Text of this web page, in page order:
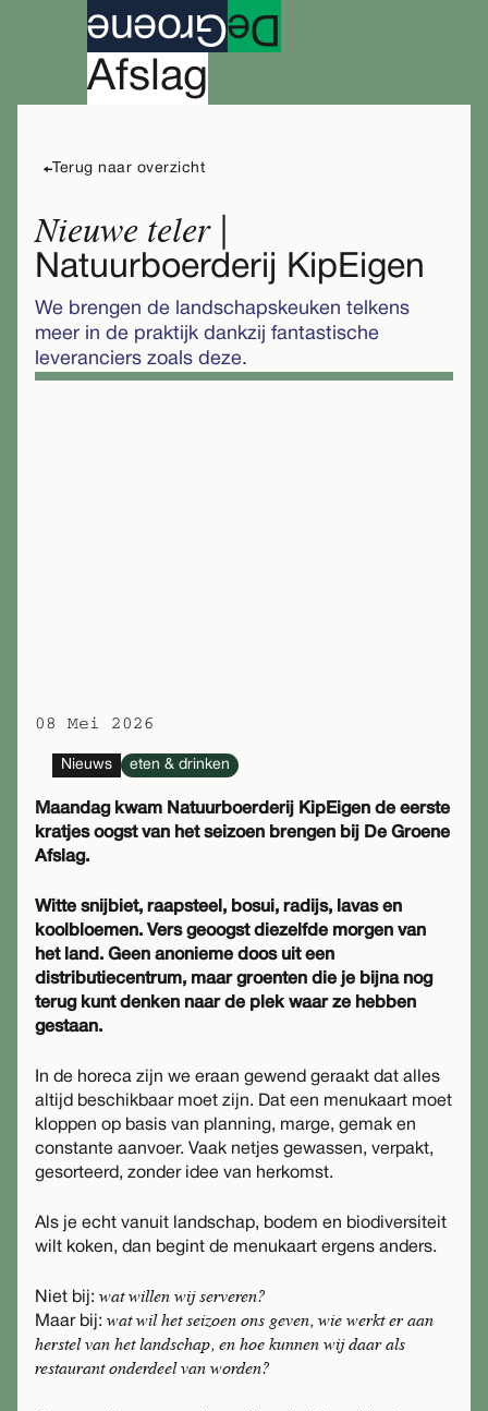
G
roene D
e
Afslag
Terug naar overzicht
Nieuwe teler|
Natuurboerderij KipEigen
We brengen de landschapskeuken telkens
meer in de praktijk dankzij fantastische
leveranciers zoals deze.
08 Mei 2026
Nieuws eten & drinken
Maandag kwam Natuurboerderij KipEigen de eerste
kratjes oogst van het seizoen brengen bij De Groene
Afslag.
Witte snijbiet, raapsteel, bosui, radijs, lavas en
koolbloemen. Vers geoogst diezelfde morgen van
het land. Geen anonieme doos uit een
distributiecentrum, maar groenten die je bijna nog
terug kunt denken naar de plek waar ze hebben
gestaan.
In de horeca zijn we eraan gewend geraakt dat alles
altijd beschikbaar moet zijn. Dat een menukaart moet
kloppen op basis van planning, marge, gemak en
constante aanvoer. Vaak netjes gewassen, verpakt,
gesorteerd, zonder idee van herkomst.
Als je echt vanuit landschap, bodem en biodiversiteit
wilt koken, dan begint de menukaart ergens anders.
Niet bij: wat willen wij serveren?
Maar bij: wat wil het seizoen ons geven, wie werkt er aan
herstel van het landschap, en hoe kunnen wij daar als
restaurant onderdeel van worden?